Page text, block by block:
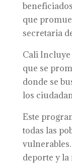
que
secretaria
Cali
que se
donde se
los
Este
todas las
deporte y